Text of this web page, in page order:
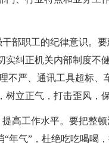
部职工的纪律意识。
实纠正机关内部制度不
不严、通讯工具超标
树立正气，打击歪风，
高工作水平。要把整
“年气”，杜绝吃吃喝喝